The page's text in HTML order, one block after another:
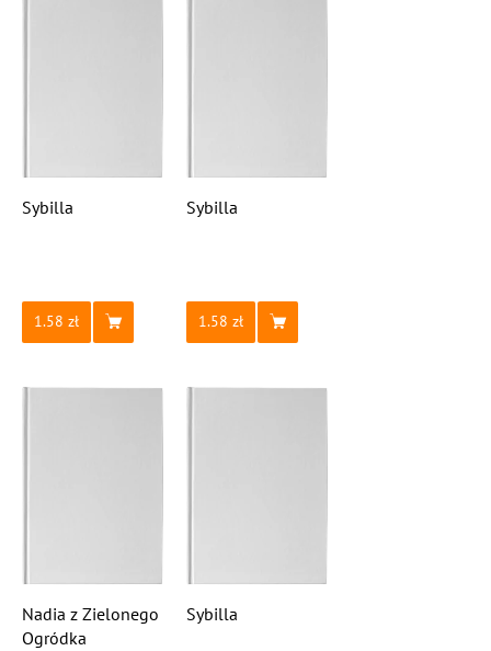
Sybilla
1.58
Sybilla
1.58
Nadia z Zielonego
Ogródka
Sybilla